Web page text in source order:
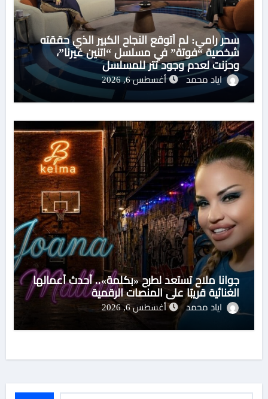
سحر رامي: لم أتوقع النجاح الكبير الذي حققته
شخصية “فوتة” في مسلسل “اتنين غيرنا”،
وحزنت لعدم وجود تتر للمسلسل
اياد محمد أغسطس 6, 2026
جوانا ملاح تستعد لطرح «بكلمة».. أحدث أعمالها
الغنائية قريبًا على المنصات الرقمية
اياد محمد أغسطس 6, 2026